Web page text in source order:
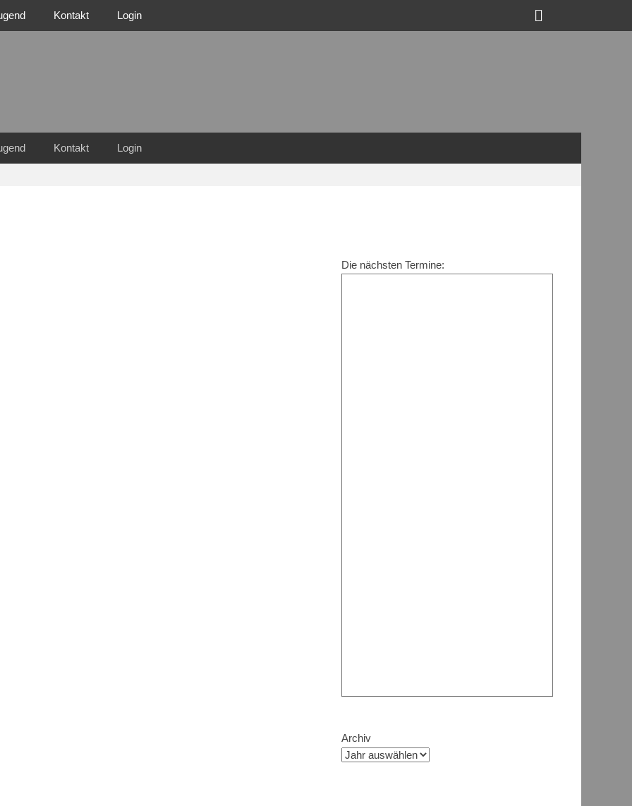
Kontakt Login
Kontakt Login
Die nächsten Termine:
Archiv